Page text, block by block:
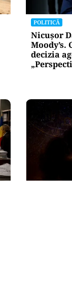
POLITICĂ
Nicușor
decizia